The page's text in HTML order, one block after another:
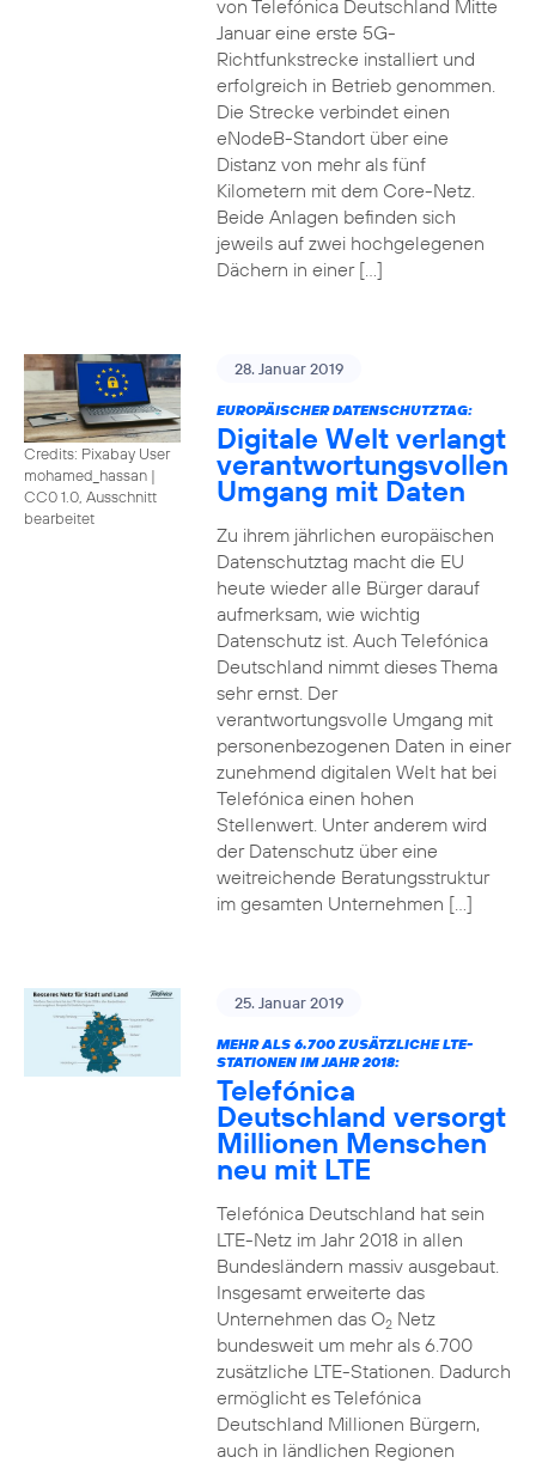
von Telefónica Deutschland Mitte
Januar eine erste 5G-
Richtfunkstrecke installiert und
erfolgreich in Betrieb genommen.
Die Strecke verbindet einen
eNodeB-Standort über eine
Distanz von mehr als fünf
Kilometern mit dem Core-Netz.
Beide Anlagen befinden sich
jeweils auf zwei hochgelegenen
Dächern in einer […]
Credits: Pixabay User
mohamed_hassan |
CC0 1.0, Ausschnitt
bearbeitet
28. Januar 2019
EUROPÄISCHER DATENSCHUTZTAG:
Digitale Welt verlangt
verantwortungsvollen
Umgang mit Daten
Zu ihrem jährlichen europäischen
Datenschutztag macht die EU
heute wieder alle Bürger darauf
aufmerksam, wie wichtig
Datenschutz ist. Auch Telefónica
Deutschland nimmt dieses Thema
sehr ernst. Der
verantwortungsvolle Umgang mit
personenbezogenen Daten in einer
zunehmend digitalen Welt hat bei
Telefónica einen hohen
Stellenwert. Unter anderem wird
der Datenschutz über eine
weitreichende Beratungsstruktur
im gesamten Unternehmen […]
25. Januar 2019
MEHR ALS 6.700 ZUSÄTZLICHE LTE-
STATIONEN IM JAHR 2018:
Telefónica
Deutschland versorgt
Millionen Menschen
neu mit LTE
Telefónica Deutschland hat sein
LTE-Netz im Jahr 2018 in allen
Bundesländern massiv ausgebaut.
Insgesamt erweiterte das
Unternehmen das O2Netz
bundesweit um mehr als 6.700
zusätzliche LTE-Stationen. Dadurch
ermöglicht es Telefónica
Deutschland Millionen Bürgern,
auch in ländlichen Regionen